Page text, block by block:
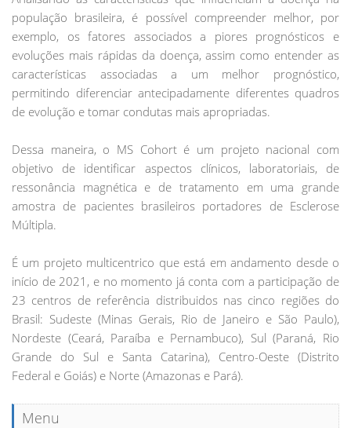
população brasileira, é possível compreender melhor, por
exemplo, os fatores associados a piores prognósticos e
evoluções mais rápidas da doença, assim como entender as
características associadas a um melhor prognóstico,
permitindo diferenciar antecipadamente diferentes quadros
de evolução e tomar condutas mais apropriadas.
Dessa maneira, o MS Cohort é um projeto nacional com
objetivo de identificar aspectos clínicos, laboratoriais, de
ressonância magnética e de tratamento em uma grande
amostra de pacientes brasileiros portadores de Esclerose
Múltipla.
É um projeto multicentrico que está em andamento desde o
início de 2021, e no momento já conta com a participação de
23 centros de referência distribuidos nas cinco regiões do
Brasil: Sudeste (Minas Gerais, Rio de Janeiro e São Paulo),
Nordeste (Ceará, Paraíba e Pernambuco), Sul (Paraná, Rio
Grande do Sul e Santa Catarina), Centro-Oeste (Distrito
Federal e Goiás) e Norte (Amazonas e Pará).
Menu